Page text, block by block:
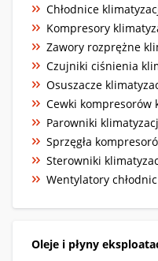
Chłodnice
Kompresory
Zawory rozprężne
Czujniki ciśnienia
Osuszacze
Cewki kompresorów
Parowniki
Sprzęgła
Sterowniki
Wentylatory
Oleje i płyny